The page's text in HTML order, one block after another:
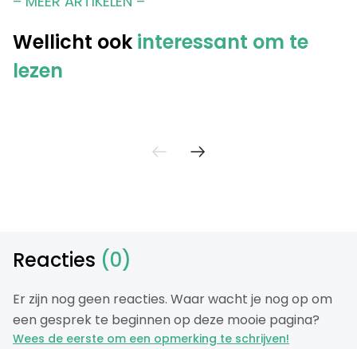
Wellicht ook interessant om te
lezen
Reacties (0)
Er zijn nog geen reacties. Waar wacht je nog op om
een gesprek te beginnen op deze mooie pagina?
Wees de eerste om een opmerking te schrijven!